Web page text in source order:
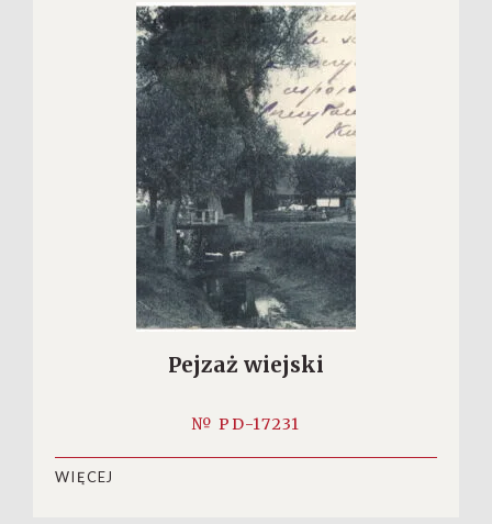
Pejzaż wiejski
№ PD-17231
WIĘCEJ